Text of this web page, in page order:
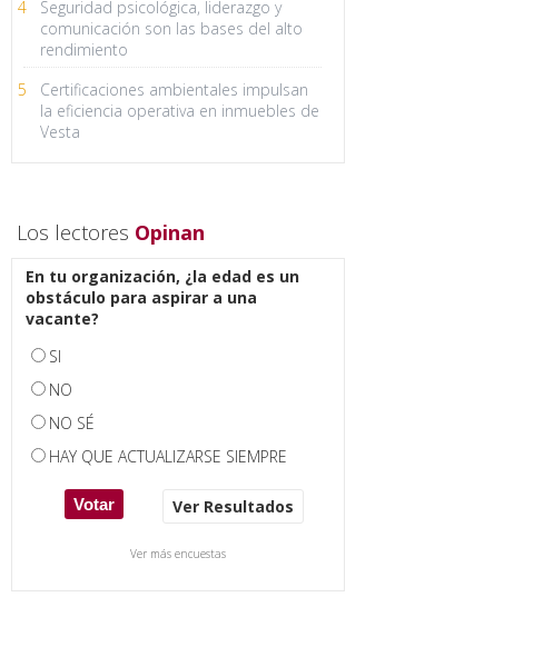
4
Seguridad psicológica, liderazgo y
comunicación son las bases del alto
rendimiento
5
Certificaciones ambientales impulsan
la eficiencia operativa en inmuebles de
Vesta
Los lectores Opinan
En tu organización, ¿la edad es un
obstáculo para aspirar a una
vacante?
SI
NO
NO SÉ
HAY QUE ACTUALIZARSE SIEMPRE
Ver Resultados
Ver más encuestas